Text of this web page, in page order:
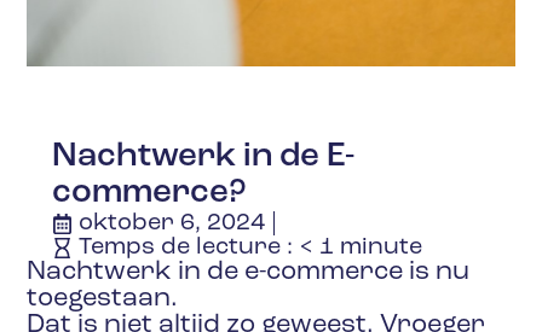
Nachtwerk in de E-
commerce?
oktober 6, 2024
Temps de lecture : < 1 minute
Nachtwerk in de e-commerce is nu
toegestaan.
Dat is niet altijd zo geweest. Vroeger